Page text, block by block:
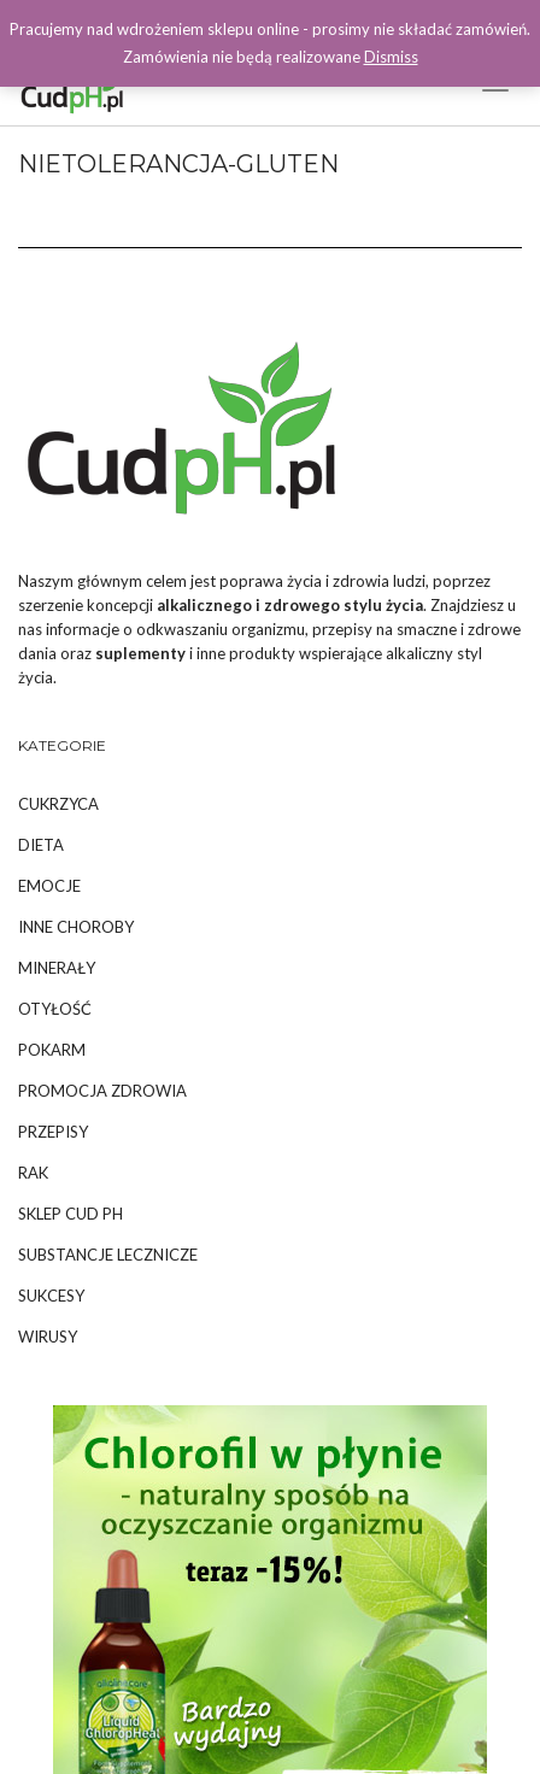
Facebook
NIETOLERANCJA-GLUTEN
Naszym głównym celem jest poprawa życia i zdrowia ludzi, poprzez
szerzenie koncepcji alkalicznego i zdrowego stylu życia. Znajdziesz u
nas informacje o odkwaszaniu organizmu, przepisy na smaczne i zdrowe
dania oraz suplementyi inne produkty wspierające alkaliczny styl
życia.
KATEGORIE
CUKRZYCA
DIETA
EMOCJE
INNE CHOROBY
MINERAŁY
OTYŁOŚĆ
POKARM
PROMOCJA ZDROWIA
PRZEPISY
RAK
SKLEP CUD PH
SUBSTANCJE LECZNICZE
SUKCESY
WIRUSY
Pracujemy nad wdrożeniem sklepu online - prosimy nie składać zamówień.
Zamówienia nie będą realizowaneDismiss